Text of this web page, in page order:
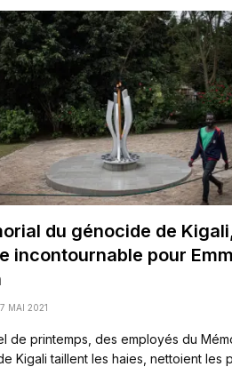
du génocide de
incontournable pour
MAI 2021
de printemps, des employés du
Kigali taillent les haies, nettoient les